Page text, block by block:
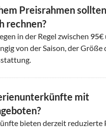
Preisrahmen
rechnen?
in der Regel zwischen 95€
von der Saison, der
mit
bieten derzeit reduzierte